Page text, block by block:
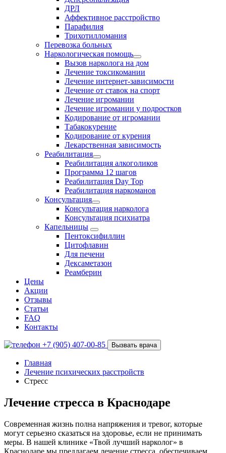
ДРЛ
Аффективное расстройство
Парафилия
Трихотилломания
Перевозка больных
Наркологическая помощь
Вызов нарколога на дом
Лечение токсикомании
Лечение интернет-зависимости
Лечение от ставок на спорт
Лечение игромании
Лечение игромании у подростков
Кодирование от игромании
Табакокурение
Кодирование от курения
Лекарственная зависимость
Реабилитация
Реабилитация алкоголиков
Программа 12 шагов
Реабилитация Day Top
Реабилитация наркоманов
Консультация
Консультация нарколога
Консультация психиатра
Капельницы
Пентоксифиллин
Цитофлавин
Для печени
Дексаметазон
Реамберин
Цены
Акции
Отзывы
Статьи
FAQ
Контакты
+7 (905) 407-00-85 Вызвать врача
Главная
Лечение психических расстройств
Стресс
Лечение стресса в Краснодаре
Современная жизнь полна напряжения и тревог, которые
могут серьезно сказаться на здоровье, если не принимать
меры. В нашей клинике «Твой лучший нарколог» в
Краснодаре мы предлагаем лечение стресса, обеспечиваем